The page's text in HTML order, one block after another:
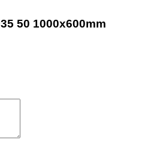
50 1000x600mm